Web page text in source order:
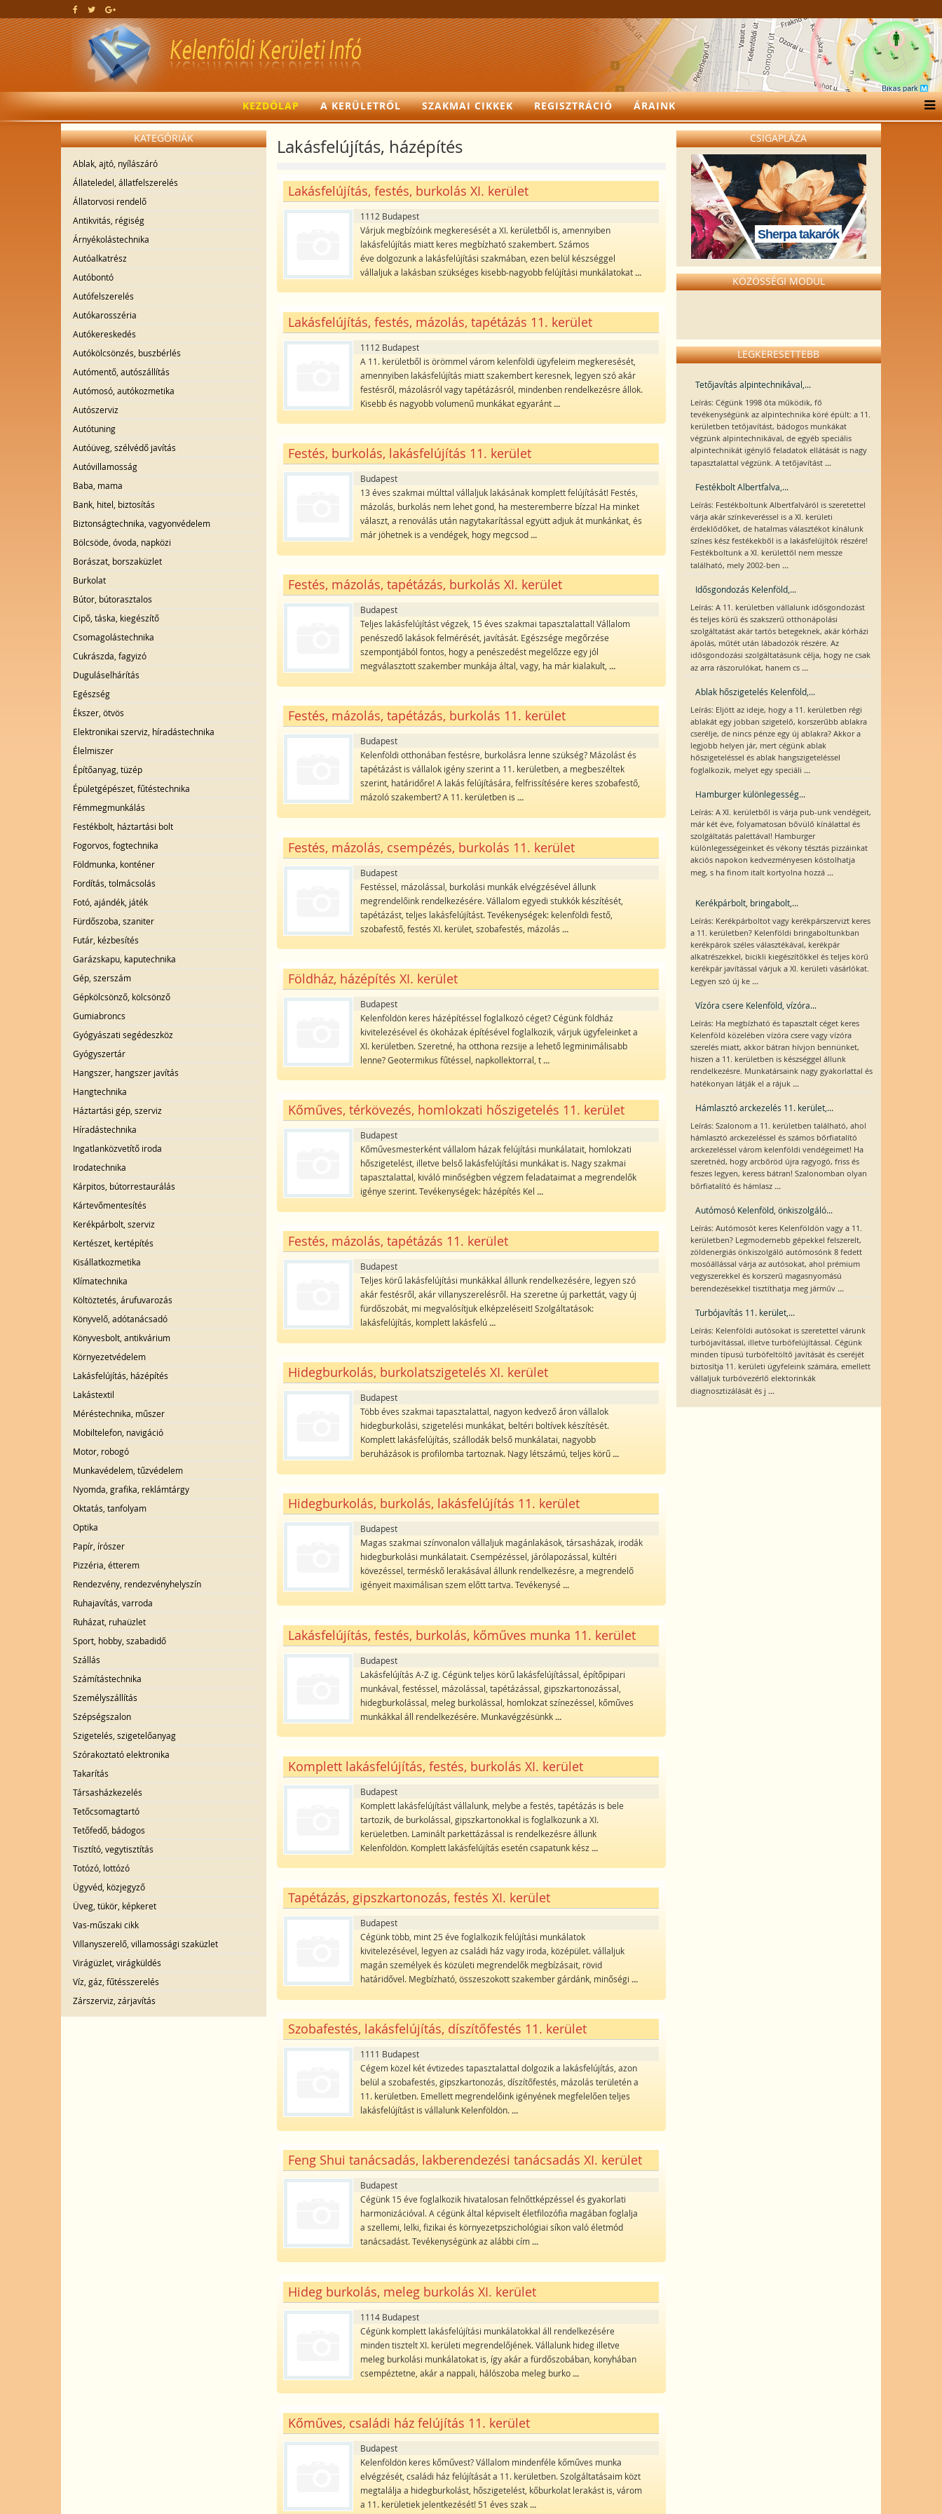
KEZDŐLAP A KERÜLETRŐL SZAKMAI CIKKEK REGISZTRÁCIÓ ÁRAINK
KATEGÓRIÁK
Ablak, ajtó, nyílászáró
Állateledel, állatfelszerelés
Állatorvosi rendelő
Antikvitás, régiség
Árnyékolástechnika
Autóalkatrész
Autóbontó
Autófelszerelés
Autókarosszéria
Autókereskedés
Autókölcsönzés, buszbérlés
Autómentő, autószállítás
Autómosó, autókozmetika
Autószerviz
Autótuning
Autóüveg, szélvédő javítás
Autóvillamosság
Baba, mama
Bank, hitel, biztosítás
Biztonságtechnika, vagyonvédelem
Bölcsöde, óvoda, napközi
Borászat, borszaküzlet
Burkolat
Bútor, bútorasztalos
Cipő, táska, kiegészítő
Csomagolástechnika
Cukrászda, fagyizó
Duguláselhárítás
Egészség
Ékszer, ötvös
Elektronikai szerviz, híradástechnika
Élelmiszer
Építőanyag, tüzép
Épületgépészet, fűtéstechnika
Fémmegmunkálás
Festékbolt, háztartási bolt
Fogorvos, fogtechnika
Földmunka, konténer
Fordítás, tolmácsolás
Fotó, ajándék, játék
Fürdőszoba, szaniter
Futár, kézbesítés
Garázskapu, kaputechnika
Gép, szerszám
Gépkölcsönző, kölcsönző
Gumiabroncs
Gyógyászati segédeszköz
Gyógyszertár
Hangszer, hangszer javítás
Hangtechnika
Háztartási gép, szerviz
Híradástechnika
Ingatlanközvetítő iroda
Irodatechnika
Kárpitos, bútorrestaurálás
Kártevőmentesítés
Kerékpárbolt, szerviz
Kertészet, kertépítés
Kisállatkozmetika
Klímatechnika
Költöztetés, árufuvarozás
Könyvelő, adótanácsadó
Könyvesbolt, antikvárium
Környezetvédelem
Lakásfelújítás, házépítés
Lakástextil
Méréstechnika, műszer
Mobiltelefon, navigáció
Motor, robogó
Munkavédelem, tűzvédelem
Nyomda, grafika, reklámtárgy
Oktatás, tanfolyam
Optika
Papír, írószer
Pizzéria, étterem
Rendezvény, rendezvényhelyszín
Ruhajavítás, varroda
Ruházat, ruhaüzlet
Sport, hobby, szabadidő
Szállás
Számítástechnika
Személyszállítás
Szépségszalon
Szigetelés, szigetelőanyag
Szórakoztató elektronika
Takarítás
Társasházkezelés
Tetőcsomagtartó
Tetőfedő, bádogos
Tisztító, vegytisztítás
Totózó, lottózó
Ügyvéd, közjegyző
Üveg, tükör, képkeret
Vas-műszaki cikk
Villanyszerelő, villamossági szaküzlet
Virágüzlet, virágküldés
Víz, gáz, fűtésszerelés
Zárszerviz, zárjavítás
Lakásfelújítás, házépítés
Lakásfelújítás, festés, burkolás XI. kerület
1112 Budapest
Várjuk megbízóink megkeresését a XI. kerületből is, amennyiben
lakásfelújítás miatt keres megbízható szakembert. Számos
éve dolgozunk a lakásfelújítási szakmában, ezen belül készséggel
vállaljuk a lakásban szükséges kisebb-nagyobb felújítási munkálatokat...
Lakásfelújítás, festés, mázolás, tapétázás 11. kerület
1112 Budapest
A 11. kerületből is örömmel várom kelenföldi ügyfeleim megkeresését,
amennyiben lakásfelújítás miatt szakembert keresnek, legyen szó akár
festésről, mázolásról vagy tapétázásról, mindenben rendelkezésre állok.
Kisebb és nagyobb volumenű munkákat egyaránt...
Festés, burkolás, lakásfelújítás 11. kerület
Budapest
13 éves szakmai múlttal vállaljuk lakásának komplett felújítását! Festés,
mázolás, burkolás nem lehet gond, ha mesteremberre bízza! Ha minket
választ, a renoválás után nagytakarítással együtt adjuk át munkánkat, és
már jöhetnek is a vendégek, hogy megcsod...
Festés, mázolás, tapétázás, burkolás XI. kerület
Budapest
Teljes lakásfelújítást végzek, 15 éves szakmai tapasztalattal! Vállalom
penészedő lakások felmérését, javítását. Egészsége megőrzése
szempontjából fontos, hogy a penészedést megelőzze egy jól
megválasztott szakember munkája által, vagy, ha már kialakult, ...
Festés, mázolás, tapétázás, burkolás 11. kerület
Budapest
Kelenföldi otthonában festésre, burkolásra lenne szükség? Mázolást és
tapétázást is vállalok igény szerint a 11. kerületben, a megbeszéltek
szerint, határidőre! A lakás felújítására, felfrissítésére keres szobafestő,
mázoló szakembert? A 11. kerületben is...
Festés, mázolás, csempézés, burkolás 11. kerület
Budapest
Festéssel, mázolással, burkolási munkák elvégzésével állunk
megrendelőink rendelkezésére. Vállalom egyedi stukkók készítését,
tapétázást, teljes lakásfelújítást. Tevékenységek: kelenföldi festő,
szobafestő, festés XI. kerület, szobafestés, mázolás ...
Földház, házépítés XI. kerület
Budapest
Kelenföldön keres házépítéssel foglalkozó céget? Cégünk földház
kivitelezésével és ökoházak építésével foglalkozik, várjuk ügyfeleinket a
XI. kerületben. Szeretné, ha otthona rezsije a lehető legminimálisabb
lenne? Geotermikus fűtéssel, napkollektorral, t...
Kőműves, térkövezés, homlokzati hőszigetelés 11. kerület
Budapest
Kőművesmesterként vállalom házak felújítási munkálatait, homlokzati
hőszigetelést, illetve belső lakásfelújítási munkákat is. Nagy szakmai
tapasztalattal, kiváló minőségben végzem feladataimat a megrendelők
igénye szerint. Tevékenységek: házépítés Kel ...
Festés, mázolás, tapétázás 11. kerület
Budapest
Teljes körű lakásfelújítási munkákkal állunk rendelkezésére, legyen szó
akár festésről, akár villanyszerelésről. Ha szeretne új parkettát, vagy új
fürdőszobát, mi megvalósítjuk elképzeléseit! Szolgáltatások:
lakásfelújítás, komplett lakásfelú...
Hidegburkolás, burkolatszigetelés XI. kerület
Budapest
Több éves szakmai tapasztalattal, nagyon kedvező áron vállalok
hidegburkolási, szigetelési munkákat, beltéri boltívek készítését.
Komplett lakásfelújítás, szállodák belső munkálatai, nagyobb
beruházások is profilomba tartoznak. Nagy létszámú, teljes körű...
Hidegburkolás, burkolás, lakásfelújítás 11. kerület
Budapest
Magas szakmai színvonalon vállaljuk magánlakások, társasházak, irodák
hidegburkolási munkálatait. Csempézéssel, járólapozással, kültéri
kövezéssel, terméskő lerakásával állunk rendelkezésre, a megrendelő
igényeit maximálisan szem előtt tartva. Tevékenysé...
Lakásfelújítás, festés, burkolás, kőműves munka 11. kerület
Budapest
Lakásfelújítás A-Z ig. Cégünk teljes körű lakásfelújítással, építőpipari
munkával, festéssel, mázolással, tapétázással, gipszkartonozással,
hidegburkolással, meleg burkolással, homlokzat színezéssel, kőműves
munkákkal áll rendelkezésére. Munkavégzésünkk...
Komplett lakásfelújítás, festés, burkolás XI. kerület
Budapest
Komplett lakásfelújítást vállalunk, melybe a festés, tapétázás is bele
tartozik, de burkolással, gipszkartonokkal is foglalkozunk a XI.
kerüeletben. Laminált parkettázással is rendelkezésre állunk
Kelenföldön. Komplett lakásfelújítás esetén csapatunk kész ...
Tapétázás, gipszkartonozás, festés XI. kerület
Budapest
Cégünk több, mint 25 éve foglalkozik felújítási munkálatok
kivitelezésével, legyen az családi ház vagy iroda, középület. vállaljuk
magán személyek és közületi megrendelők megbízásait, rövid
határidővel. Megbízható, összeszokott szakember gárdánk, minőségi ...
Szobafestés, lakásfelújítás, díszítőfestés 11. kerület
1111 Budapest
Cégem közel két évtizedes tapasztalattal dolgozik a lakásfelújítás, azon
belül a szobafestés, gipszkartonozás, díszítőfestés, mázolás területén a
11. kerületben. Emellett megrendelőink igényének megfelelően teljes
lakásfelújítást is vállalunk Kelenföldön....
Feng Shui tanácsadás, lakberendezési tanácsadás XI. kerület
Budapest
Cégünk 15 éve foglalkozik hivatalosan felnőttképzéssel és gyakorlati
harmonizációval. A cégünk által képviselt életfilozófia magában foglalja
a szellemi, lelki, fizikai és környezetpszichológiai síkon való életmód
tanácsadást. Tevékenységünk az alábbi cím...
Hideg burkolás, meleg burkolás XI. kerület
1114 Budapest
Cégünk komplett lakásfelújítási munkálatokkal áll rendelkezésére
minden tisztelt XI. kerületi megrendelőjének. Vállalunk hideg illetve
meleg burkolási munkálatokat is, így akár a fürdőszobában, konyhában
csempéztetne, akár a nappali, hálószoba meleg burko...
Kőműves, családi ház felújítás 11. kerület
Budapest
Kelenföldön keres kőművest? Vállalom mindenféle kőműves munka
elvégzését, családi ház felújítását a 11. kerületben. Szolgáltatásaim közt
megtalálja a hidegburkolást, hőszigetelést, kőburkolat lerakást is, várom
a 11. kerületiek jelentkezését! 51 éves szak...
CSIGAPLÁZA
Sherpa takarók
KÖZÖSSÉGI MODUL
LEGKERESETTEBB
Tetőjavítás alpintechnikával,...
Leírás: Cégünk 1998 óta működik, fő
tevékenységünk az alpintechnika köré épült: a 11.
kerületben tetőjavítást, bádogos munkákat
végzünk alpintechnikával, de egyéb speciális
alpintechnikát igénylő feladatok ellátását is nagy
tapasztalattal végzünk. A tetőjavítást ...
Festékbolt Albertfalva,...
Leírás: Festékboltunk Albertfalváról is szeretettel
várja akár színkeveréssel is a XI. kerületi
érdeklődőket, de hatalmas választékot kínálunk
színes kész festékekből is a lakásfelújítók részére!
Festékboltunk a XI. kerülettől nem messze
található, mely 2002-ben ...
Idősgondozás Kelenföld,...
Leírás: A 11. kerületben vállalunk idősgondozást
és teljes körű és szakszerű otthonápolási
szolgáltatást akár tartós betegeknek, akár kórházi
ápolás, műtét után lábadozók részére. Az
idősgondozási szolgáltatásunk célja, hogy ne csak
az arra rászorulókat, hanem cs ...
Ablak hőszigetelés Kelenföld,...
Leírás: Eljött az ideje, hogy a 11. kerületben régi
ablakát egy jobban szigetelő, korszerűbb ablakra
cserélje, de nincs pénze egy új ablakra? Akkor a
legjobb helyen jár, mert cégünk ablak
hőszigeteléssel és ablak hangszigeteléssel
foglalkozik, melyet egy speciáli ...
Hamburger különlegesség...
Leírás: A XI. kerületből is várja pub-unk vendégeit,
már két éve, folyamatosan bővülő kínálattal és
szolgáltatás palettával! Hamburger
különlegességeinket és vékony tésztás pizzáinkat
akciós napokon kedvezményesen kóstolhatja
meg, s ha finom italt kortyolna hozzá ...
Kerékpárbolt, bringabolt,...
Leírás: Kerékpárboltot vagy kerékpárszervizt keres
a 11. kerületben? Kelenföldi bringaboltunkban
kerékpárok széles választékával, kerékpár
alkatrészekkel, bicikli kiegészítőkkel és teljes körű
kerékpár javítással várjuk a XI. kerületi vásárlókat.
Legyen szó új ke ...
Vízóra csere Kelenföld, vízóra...
Leírás: Ha megbízható és tapasztalt céget keres
Kelenföld közelében vízóra csere vagy vízóra
szerelés miatt, akkor bátran hívjon bennünket,
hiszen a 11. kerületben is készséggel állunk
rendelkezésre. Munkatársaink nagy gyakorlattal és
hatékonyan látják el a rájuk ...
Hámlasztó arckezelés 11. kerület,...
Leírás: Szalonom a 11. kerületben található, ahol
hámlasztó arckezeléssel és számos bőrfiatalító
arckezeléssel várom kelenföldi vendégeimet! Ha
szeretnéd, hogy arcbőröd újra ragyogó, friss és
feszes legyen, keress bátran! Szalonomban olyan
bőrfiatalító és hámlasz ...
Autómosó Kelenföld, önkiszolgáló...
Leírás: Autómosót keres Kelenföldön vagy a 11.
kerületben? Legmodernebb gépekkel felszerelt,
zöldenergiás önkiszolgáló autómosónk 8 fedett
mosóállással várja az autósokat, ahol prémium
vegyszerekkel és korszerű magasnyomású
berendezésekkel tisztíthatja meg járműv ...
Turbójavítás 11. kerület,...
Leírás: Kelenföldi autósokat is szeretettel várunk
turbójavítással, illetve turbófelújítással. Cégünk
minden típusú turbófeltöltő javítását és cseréjét
biztosítja 11. kerületi ügyfeleink számára, emellett
vállaljuk turbóvezérlő elektorinkák
diagnosztizálását és j ...